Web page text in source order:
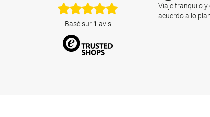
Basé sur 1 avis
Viaje tranquilo y
acuerdo a lo